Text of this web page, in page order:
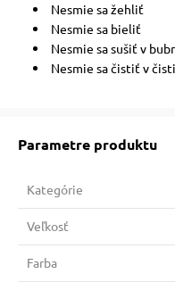
Nesmie sa žehliť
Nesmie sa bieliť
Nesmie sa sušiť v
Nesmie sa čistiť v
Parametre produktu
Kategórie
Veľkosť
Farba